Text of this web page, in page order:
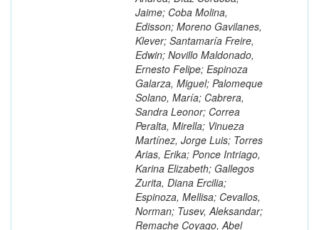
Jaime; Coba Molina,
Edisson; Moreno Gavilanes,
Klever; Santamaría Freire,
Edwin; Novillo Maldonado,
Ernesto Felipe; Espinoza
Galarza, Miguel; Palomeque
Solano, María; Cabrera,
Sandra Leonor; Correa
Peralta, Mirella; Vinueza
Martínez, Jorge Luis; Torres
Arias, Erika; Ponce Intriago,
Karina Elizabeth; Gallegos
Zurita, Diana Ercilia;
Espinoza, Mellisa; Cevallos,
Norman; Tusev, Aleksandar;
Remache Coyago, Abel